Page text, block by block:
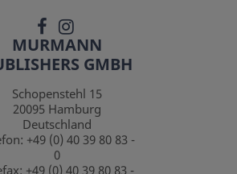
MURMANN
GMBH
Schopenstehl 15
20095 Hamburg
Deutschland
+49 (0) 40 39 80 83 -
0
+49 (0) 40 39 80 83 -